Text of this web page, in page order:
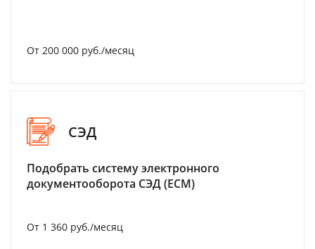
От 200 000 руб./месяц
СЭД
Подобрать систему электронного
документооборота СЭД (ECM)
От 1 360 руб./месяц